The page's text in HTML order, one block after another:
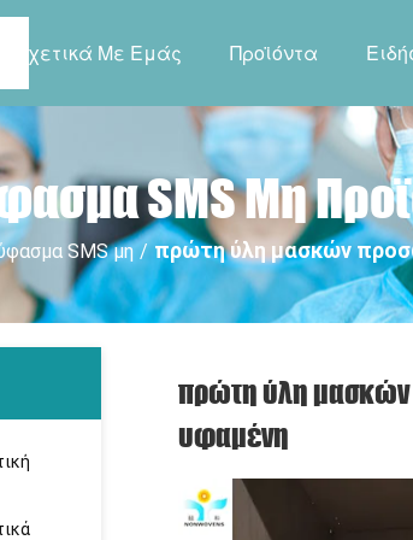
Σχετικά Με Εμάς Προϊόντα
SMS Μη
SMS μη / πρώτη ύλη μασκών
πρώτη ύλη μασκών
υφαμένη